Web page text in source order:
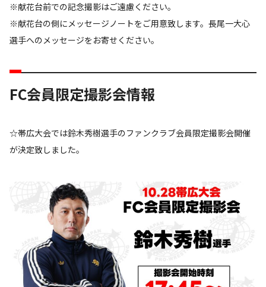
※献花台前での記念撮影はご遠慮ください。
※献花台の側にメッセージノートをご用意致します。長尾一大心
選手へのメッセージをお寄せください。
FC会員限定撮影会情報
☆帯広大会では鈴木秀樹選手のファンクラブ会員限定撮影会開催
が決定致しました。